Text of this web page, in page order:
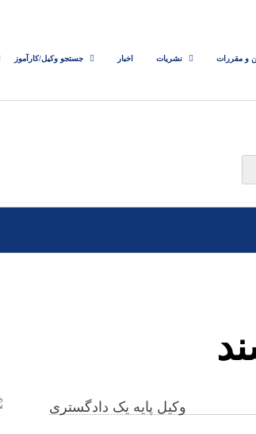
و مقررات نشریات اخبار جستجو وکیل/کارآموز
وکیل پایه یک دادگستری